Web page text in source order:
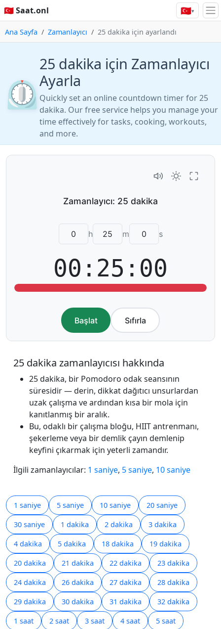
🇹🇷 Saat.onl 🇹🇷▾
Ana Sayfa Zamanlayıcı 25 dakika için ayarlandı
⏲️
25 dakika için Zamanlayıcı
Ayarla
Quickly set an online countdown timer for 25
dakika. Our free service helps you manage your
time effectively for tasks, cooking, workouts,
and more.
h m s
00:25:00
Başlat Sıfırla
25 dakika zamanlayıcısı hakkında
25 dakika, bir Pomodoro odak seansının
süresidir — derin, dikkat dağıtıcı unsurlardan
uzak çalışma ve ardından kısa bir mola için
kanıtlanmış bir aralık.
Bu, odaklı bir çalışma bloğu, HIIT antrenmanı,
şekerleme veya bir demlik çayın demlenip
keyfini çıkarmak için yeterli zamandır.
İlgili zamanlayıcılar: 1 saniye, 5 saniye, 10 saniye
1 saniye 5 saniye 10 saniye 20 saniye
30 saniye 1 dakika 2 dakika 3 dakika
4 dakika 5 dakika 18 dakika 19 dakika
20 dakika 21 dakika 22 dakika 23 dakika
24 dakika 26 dakika 27 dakika 28 dakika
29 dakika 30 dakika 31 dakika 32 dakika
1 saat 2 saat 3 saat 4 saat 5 saat